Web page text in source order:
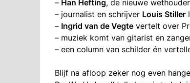
– Han Hefting, de nieuwe
– journalist en schrijver Louis Stiller
– Ingrid van de Vegte vertelt over
– muziek komt van gitarist en
– een column van schilder én
Blijf na afloop zeker nog even